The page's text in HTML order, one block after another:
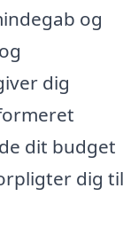
og
dig
dit budget
dig til